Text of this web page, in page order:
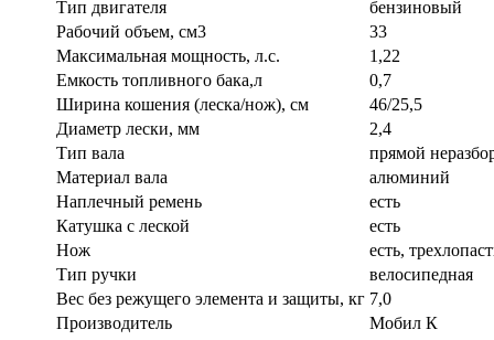
Тип двигателя
бензиновый
Рабочий объем, см3
33
Максимальная мощность, л.с.
1,22
Емкость топливного бака,л
0,7
Ширина кошения (леска/нож), см
46/25,5
Диаметр лески, мм
2,4
Тип вала
прямой
Материал вала
алюминий
Наплечный ремень
есть
Катушка с леской
есть
Нож
есть,
Тип ручки
велосипедная
Вес без режущего элемента и защиты, кг 7,0
Производитель
Мобил К